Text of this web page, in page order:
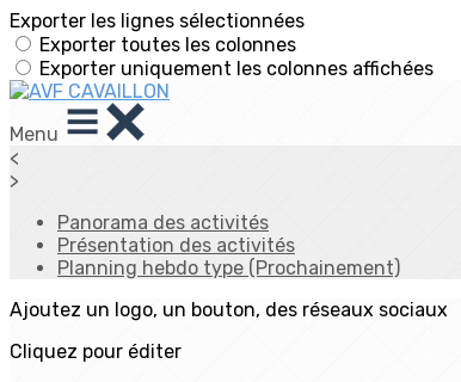
Exporter les lignes sélectionnées
Exporter toutes les colonnes
Exporter uniquement les colonnes affichées
Menu
<
>
Panorama des activités
Présentation des activités
Planning hebdo type (Prochainement)
Ajoutez un logo, un bouton, des réseaux sociaux
Cliquez pour éditer